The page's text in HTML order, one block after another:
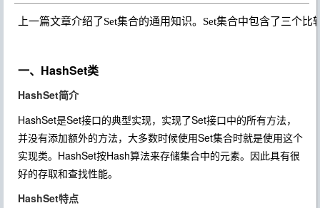
一、HashSet类
HashSet简介
HashSet是Set接口的典型实现，实现了Set接口中的所有方法，
并没有添加额外的方法，大多数时候使用Set集合时就是使用这个
实现类。HashSet按Hash算法来存储集合中的元素。因此具有很
好的存取和查找性能。
HashSet特点